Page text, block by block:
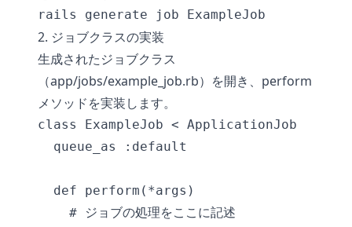
2. ジョブクラスの実装
生成されたジョブクラス
（app/jobs/example_job.rb）を開き、perform
メソッドを実装します。
class ExampleJob < ApplicationJob
  queue_as :default
  def perform(*args)
    # ジョブの処理をここに記述